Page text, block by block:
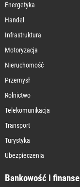
Energetyka
Handel
Infrastruktura
Motoryzacja
Nieruchomość
Przemysł
Rolnictwo
Telekomunikacja
Transport
Turystyka
Ubezpieczenia
Bankowość i finanse